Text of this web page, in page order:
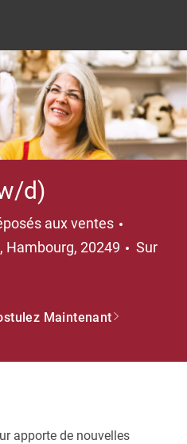
d)
aux ventes
Hambourg, 20249
Sur
Maintenant
apporte de nouvelles